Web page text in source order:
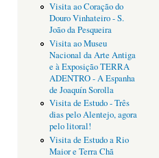
Visita ao Coração do
Douro Vinhateiro - S.
João da Pesqueira
Visita ao Museu
Nacional da Arte Antiga
e à Exposição TERRA
ADENTRO - A Espanha
de Joaquín Sorolla
Visita de Estudo - Três
dias pelo Alentejo, agora
pelo litoral!
Visita de Estudo a Rio
Maior e Terra Chã